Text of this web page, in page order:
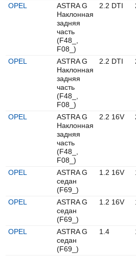
OPEL
ASTRA G
Наклонная
задняя
часть
(F48_,
F08_)
2.2 DTI
OPEL
ASTRA G
Наклонная
задняя
часть
(F48_,
F08_)
2.2 DTI
OPEL
ASTRA G
Наклонная
задняя
часть
(F48_,
F08_)
2.2 16V
OPEL
ASTRA G
седан
(F69_)
1.2 16V
OPEL
ASTRA G
седан
(F69_)
1.2 16V
OPEL
ASTRA G
седан
(F69_)
1.4